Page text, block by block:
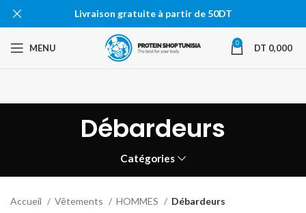
MENU 0 DT 0,000
Débardeurs
Catégories
Accueil Vêtements HOMMES
Débardeurs
Livraison gratuite à partir de 50DT